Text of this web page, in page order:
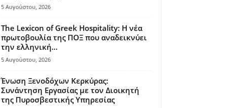
5 Αυγούστου, 2026
The Lexicon of Greek Hospitality: Η νέα
πρωτοβουλία της ΠΟΞ που αναδεικνύει
την ελληνική...
5 Αυγούστου, 2026
Ένωση Ξενοδόχων Κερκύρας:
Συνάντηση Εργασίας με τον Διοικητή
της Πυροσβεστικής Υπηρεσίας